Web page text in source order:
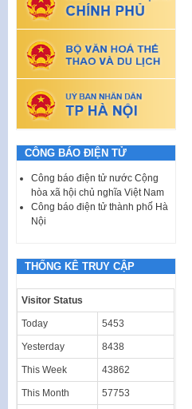
CÔNG BÁO ĐIỆN TỬ
Công báo điện tử nước Cộng
hòa xã hội chủ nghĩa Việt Nam
Công báo điện tử thành phố Hà
Nội
THỐNG KÊ TRUY CẬP
Visitor Status
Today 5453
Yesterday 8438
This Week 43862
This Month 57753